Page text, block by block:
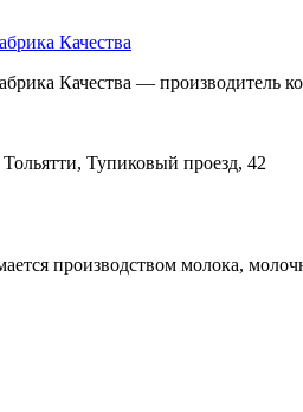
Качества
Качества — производитель
Тупиковый проезд, 42
производством молока,